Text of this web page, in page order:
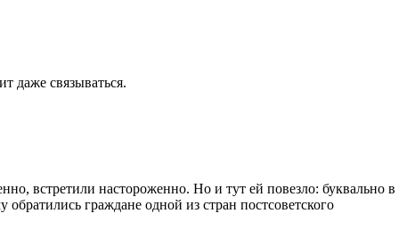
даже связываться.
встретили настороженно. Но и тут ей повезло: буквально в
граждане одной из стран постсоветского